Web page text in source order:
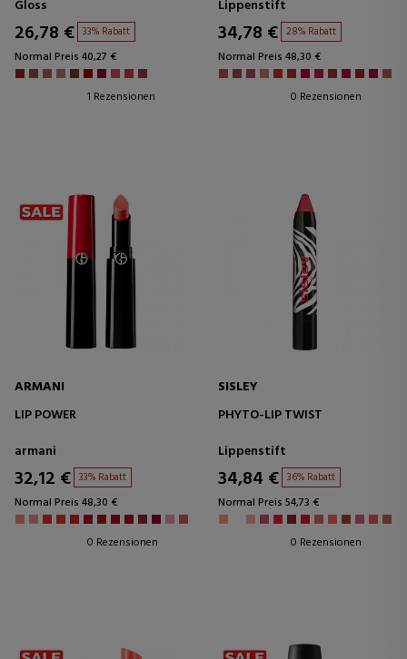
Gloss
26,78 € 33% Rabatt
Normal Preis 40,27 €
1 Rezensionen
Lippenstift
34,78 € 28% Rabatt
Normal Preis 48,30 €
0 Rezensionen
ARMANI
LIP POWER
armani
32,12 € 33% Rabatt
Normal Preis 48,30 €
0 Rezensionen
SISLEY
PHYTO-LIP TWIST
Lippenstift
34,84 € 36% Rabatt
Normal Preis 54,73 €
0 Rezensionen